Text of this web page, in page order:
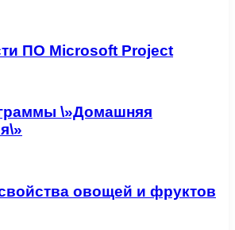
ПО Microsoft Project
\»Домашняя
овощей и фруктов